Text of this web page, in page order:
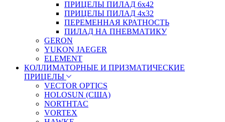
ПРИЦЕЛЫ ПИЛАД 6х42
ПРИЦЕЛЫ ПИЛАД 4х32
ПЕРЕМЕННАЯ КРАТНОСТЬ
ПИЛАД НА ПНЕВМАТИКУ
GERON
YUKON JAEGER
ELEMENT
КОЛЛИМАТОРНЫЕ И ПРИЗМАТИЧЕСКИЕ
ПРИЦЕЛЫ
VECTOR OPTICS
HOLOSUN (США)
NORTHTAC
VORTEX